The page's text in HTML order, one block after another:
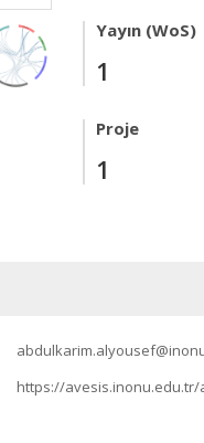
Yayın (WoS)
1
Proje
1
https://